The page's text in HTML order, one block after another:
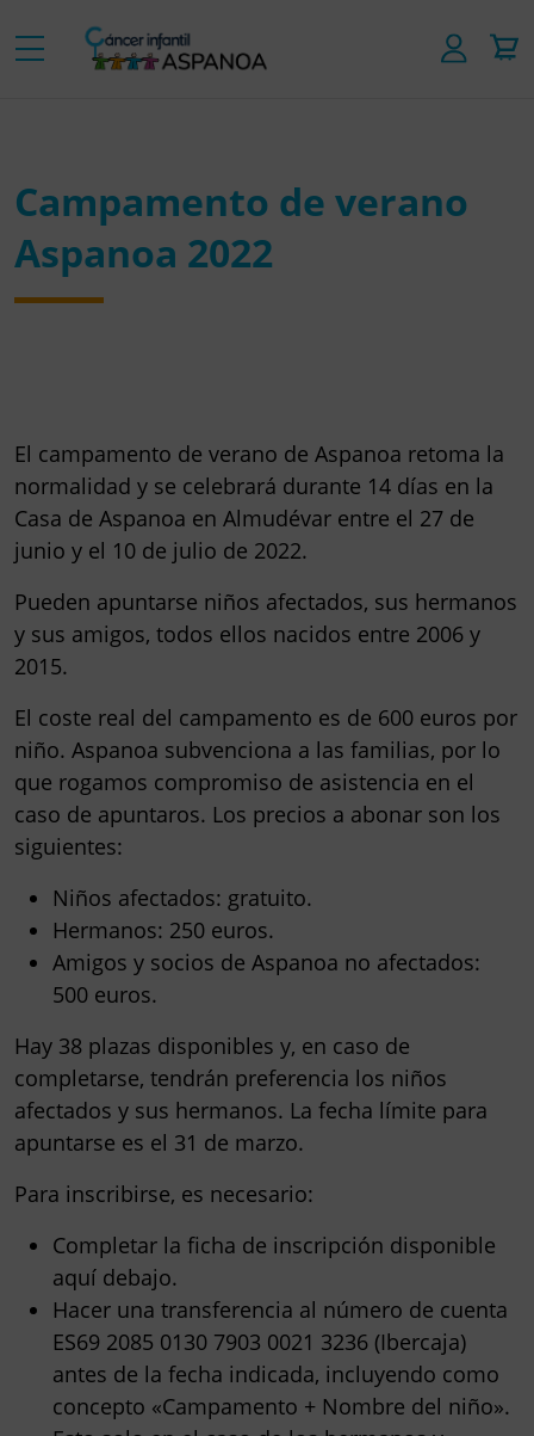
Campamento de verano
Aspanoa 2022
El campamento de verano de Aspanoa retoma la
normalidad y se celebrará durante 14 días en la
Casa de Aspanoa en Almudévar entre el 27 de
junio y el 10 de julio de 2022.
Pueden apuntarse niños afectados, sus hermanos
y sus amigos, todos ellos nacidos entre 2006 y
2015.
El coste real del campamento es de 600 euros por
niño. Aspanoa subvenciona a las familias, por lo
que rogamos compromiso de asistencia en el
caso de apuntaros. Los precios a abonar son los
siguientes:
Niños afectados: gratuito.
Hermanos: 250 euros.
Amigos y socios de Aspanoa no afectados:
500 euros.
Hay 38 plazas disponibles y, en caso de
completarse, tendrán preferencia los niños
afectados y sus hermanos. La fecha límite para
apuntarse es el 31 de marzo.
Para inscribirse, es necesario:
Completar la ficha de inscripción disponible
aquí debajo.
Hacer una transferencia al número de cuenta
ES69 2085 0130 7903 0021 3236 (Ibercaja)
antes de la fecha indicada, incluyendo como
concepto «Campamento + Nombre del niño».